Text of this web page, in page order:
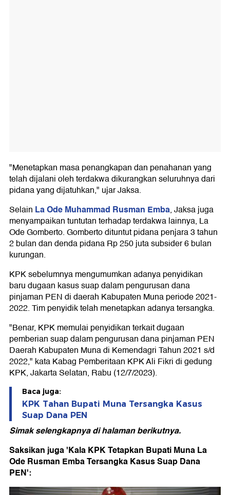
"Menetapkan masa penangkapan dan penahanan yang
telah dijalani oleh terdakwa dikurangkan seluruhnya dari
pidana yang dijatuhkan," ujar Jaksa.
Selain La Ode Muhammad Rusman Emba, Jaksa juga
menyampaikan tuntutan terhadap terdakwa lainnya, La
Ode Gomberto. Gomberto dituntut pidana penjara 3 tahun
2 bulan dan denda pidana Rp 250 juta subsider 6 bulan
kurungan.
KPK sebelumnya mengumumkan adanya penyidikan
baru dugaan kasus suap dalam pengurusan dana
pinjaman PEN di daerah Kabupaten Muna periode 2021-
2022. Tim penyidik telah menetapkan adanya tersangka.
"Benar, KPK memulai penyidikan terkait dugaan
pemberian suap dalam pengurusan dana pinjaman PEN
Daerah Kabupaten Muna di Kemendagri Tahun 2021 s/d
2022," kata Kabag Pemberitaan KPK Ali Fikri di gedung
KPK, Jakarta Selatan, Rabu (12/7/2023).
Baca juga:
KPK Tahan Bupati Muna Tersangka Kasus
Suap Dana PEN
Simak selengkapnya di halaman berikutnya.
Saksikan juga 'Kala KPK Tetapkan Bupati Muna La
Ode Rusman Emba Tersangka Kasus Suap Dana
PEN':